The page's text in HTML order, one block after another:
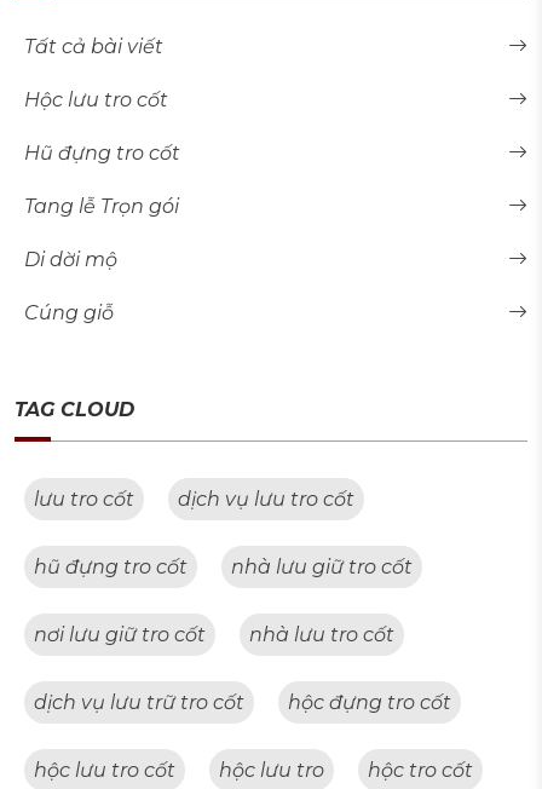
Tất cả bài viết
Hộc lưu tro cốt
Hũ đựng tro cốt
Tang lễ Trọn gói
Di dời mộ
Cúng giỗ
TAG CLOUD
lưu tro cốt dịch vụ lưu tro cốt
hũ đựng tro cốt nhà lưu giữ tro cốt
nơi lưu giữ tro cốt nhà lưu tro cốt
dịch vụ lưu trữ tro cốt hộc đựng tro cốt
hộc lưu tro cốt hộc lưu tro hộc tro cốt